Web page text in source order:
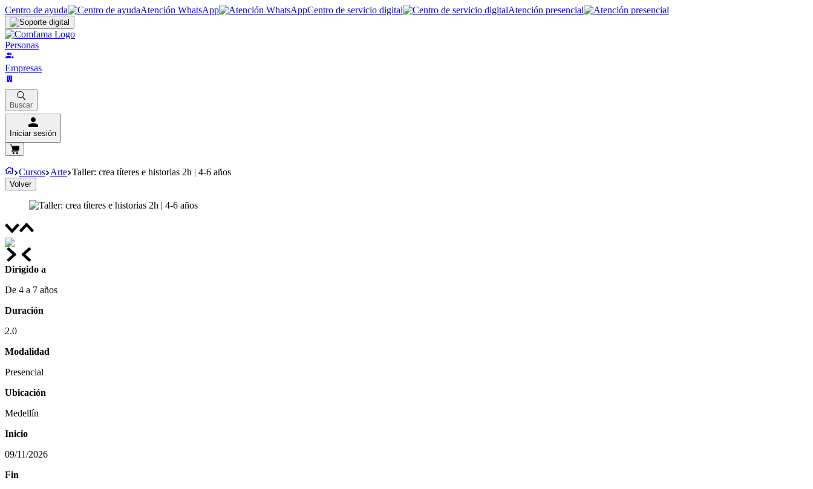
Centro de ayuda Atención WhatsApp Centro de servicio digital Atención presencial
Personas
Empresas
Buscar
Iniciar sesión
Cursos Arte Taller: crea títeres e historias 2h | 4-6 años
Volver
Dirigido a
De 4 a 7 años
Duración
2.0
Modalidad
Presencial
Ubicación
Medellín
Inicio
09/11/2026
Fin